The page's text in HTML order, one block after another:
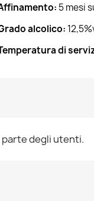
5 mesi
alcolico:
di
degli utenti.